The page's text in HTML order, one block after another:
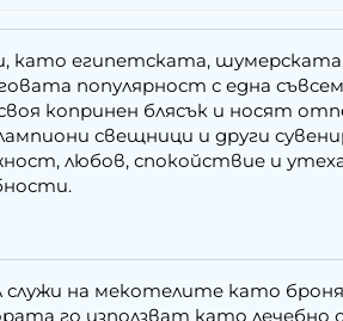
като египетската,
популярност с една
копринен блясък и носят
свещници и други
любов, спокойствие и
на мекотелите като
го използват като лечебно